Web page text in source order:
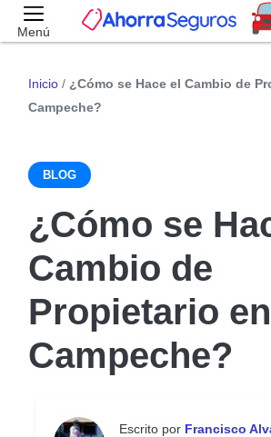
Menú
Inicio / ¿Cómo se Hace el Cambio de
Campeche?
BLOG
¿Cómo se
Cambio de
Propietario en
Campeche?
Escrito por Francisco